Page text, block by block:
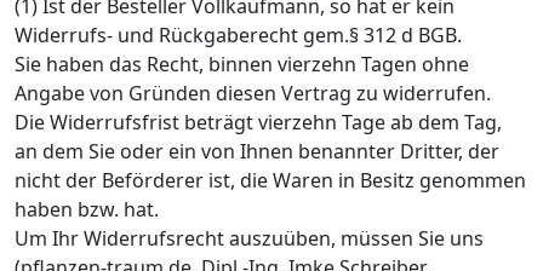
(1) Ist der Besteller Vollkaufmann, so hat er kein
Widerrufs- und Rückgaberecht gem.§ 312 d BGB.
Sie haben das Recht, binnen vierzehn Tagen ohne
Angabe von Gründen diesen Vertrag zu widerrufen.
Die Widerrufsfrist beträgt vierzehn Tage ab dem Tag,
an dem Sie oder ein von Ihnen benannter Dritter, der
nicht der Beförderer ist, die Waren in Besitz genommen
haben bzw. hat.
Um Ihr Widerrufsrecht auszuüben, müssen Sie uns